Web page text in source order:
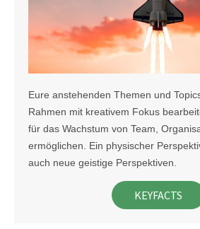
Eure anstehenden Themen und
Rahmen mit kreativem Fokus
für das Wachstum von Team,
ermöglichen. Ein physischer
auch neue geistige Perspektiven.
KEYFACTS